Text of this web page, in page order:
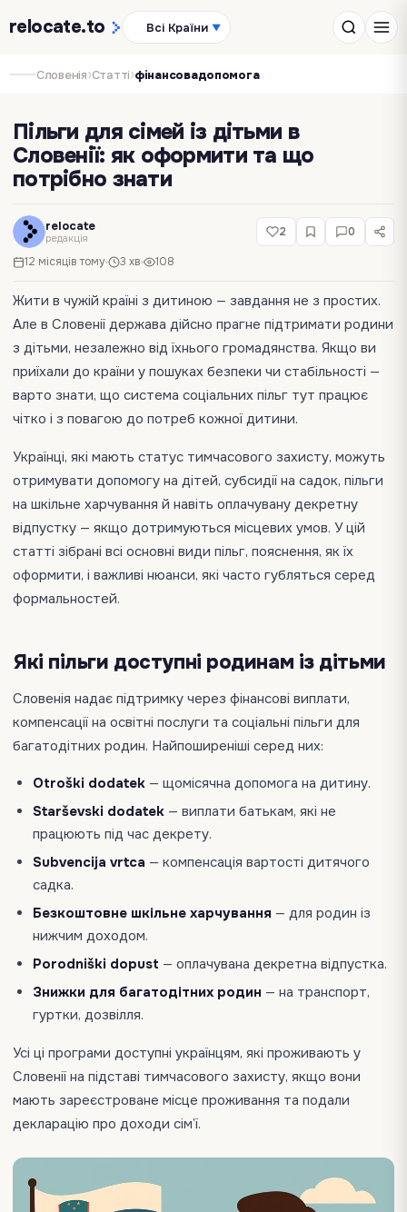
relocate.to Всі Країни ▼
Словенія›Статті›фінансовадопомога
Пільги для сімей із дітьми в
Словенії: як оформити та що
потрібно знати
relocate
редакція
12 місяців тому 3 хв 108
2 0
Жити в чужій країні з дитиною — завдання не з простих.
Але в Словенії держава дійсно прагне підтримати родини
з дітьми, незалежно від їхнього громадянства. Якщо ви
приїхали до країни у пошуках безпеки чи стабільності —
варто знати, що система соціальних пільг тут працює
чітко і з повагою до потреб кожної дитини.
Українці, які мають статус тимчасового захисту, можуть
отримувати допомогу на дітей, субсидії на садок, пільги
на шкільне харчування й навіть оплачувану декретну
відпустку — якщо дотримуються місцевих умов. У цій
статті зібрані всі основні види пільг, пояснення, як їх
оформити, і важливі нюанси, які часто губляться серед
формальностей.
Які пільги доступні родинам із дітьми
Словенія надає підтримку через фінансові виплати,
компенсації на освітні послуги та соціальні пільги для
багатодітних родин. Найпоширеніші серед них:
Otroški dodatek — щомісячна допомога на дитину.
Starševski dodatek — виплати батькам, які не
працюють під час декрету.
Subvencija vrtca — компенсація вартості дитячого
садка.
Безкоштовне шкільне харчування — для родин із
нижчим доходом.
Porodniški dopust — оплачувана декретна відпустка.
Знижки для багатодітних родин — на транспорт,
гуртки, дозвілля.
Усі ці програми доступні українцям, які проживають у
Словенії на підставі тимчасового захисту, якщо вони
мають зареєстроване місце проживання та подали
декларацію про доходи сім’ї.